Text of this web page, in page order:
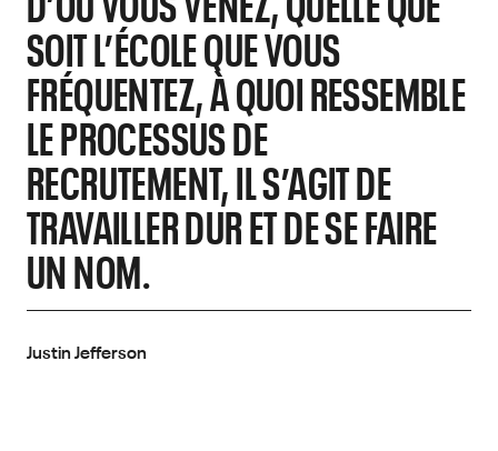
SOIT L’ÉCOLE QUE VOUS
FRÉQUENTEZ, À QUOI RESSEMBLE
LE PROCESSUS DE
RECRUTEMENT, IL S’AGIT DE
TRAVAILLER DUR ET DE SE FAIRE
UN NOM.
Justin Jefferson